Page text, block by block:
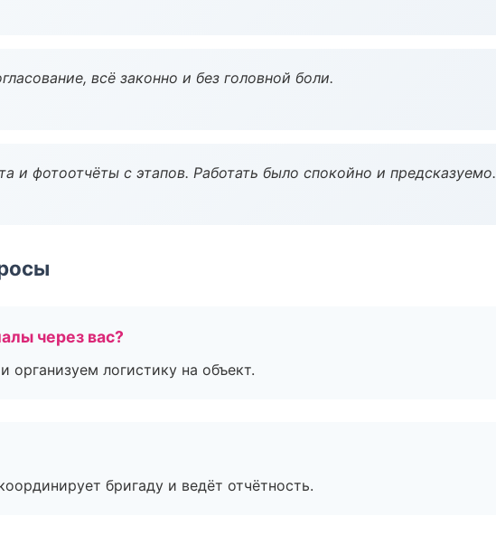
всё законно и без головной боли.
и фотоотчёты с этапов. Работать было спокойно и предсказуемо.
через вас?
логистику на объект.
бригаду и ведёт отчётность.